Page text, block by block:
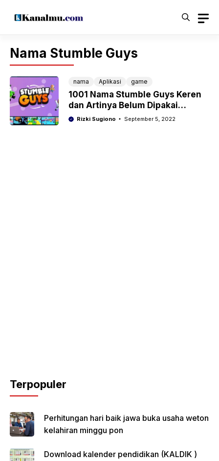
Nama Stumble Guys
nama Aplikasi game
1001 Nama Stumble Guys Keren
dan Artinya Belum Dipakai
Lengkap
Rizki Sugiono September 5, 2022
Terpopuler
Perhitungan hari baik jawa buka usaha weton
kelahiran minggu pon
Download kalender pendidikan (KALDIK )